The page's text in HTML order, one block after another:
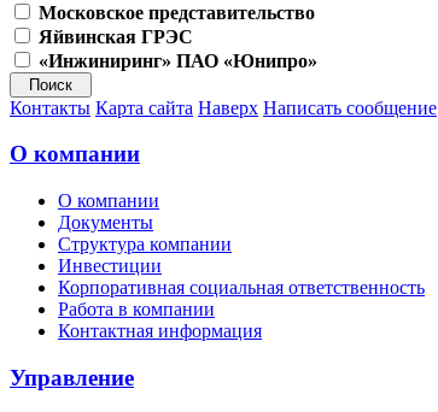
Московское представительство
Яйвинская ГРЭС
«Инжиниринг» ПАО «Юнипро»
Контакты Карта сайта Наверх Написать сообщение
О компании
О компании
Документы
Структура компании
Инвестиции
Корпоративная социальная ответственность
Работа в компании
Контактная информация
Управление